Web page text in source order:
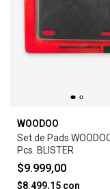
WOODOO
Set de Pads
Pcs. BLISTER
$9.999,00
$8.499,15 con